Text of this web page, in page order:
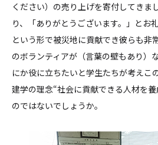
ください）の売り上げを寄付してきま
り、「ありがとうございます。」とお
という形で被災地に貢献でき彼らも非
のボランティアが（言葉の壁もあり）
にか役に立ちたいと学生たちが考えこ
建学の理念“社会に貢献できる人材を
のではないでしょうか。